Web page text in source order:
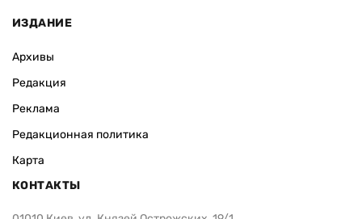
ИЗДАНИЕ
Архивы
Редакция
Реклама
Редакционная политика
Карта
КОНТАКТЫ